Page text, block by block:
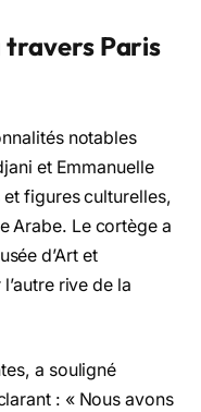
travers Paris
notables
et Emmanuelle
figures culturelles,
Arabe. Le cortège a
d’Art et
rive de la
a souligné
: « Nous avons